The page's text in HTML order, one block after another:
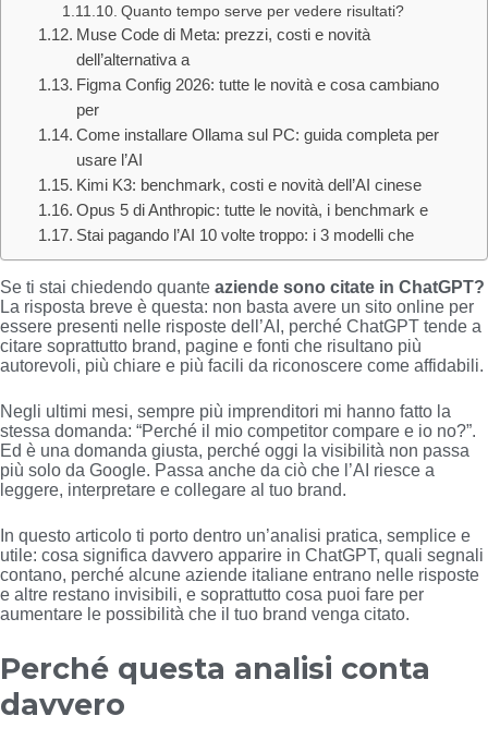
Quanto tempo serve per vedere risultati?
Muse Code di Meta: prezzi, costi e novità
dell’alternativa a
Figma Config 2026: tutte le novità e cosa cambiano
per
Come installare Ollama sul PC: guida completa per
usare l’AI
Kimi K3: benchmark, costi e novità dell’AI cinese
Opus 5 di Anthropic: tutte le novità, i benchmark e
Stai pagando l’AI 10 volte troppo: i 3 modelli che
Se ti stai chiedendo quante aziende sono citate in ChatGPT?
La risposta breve è questa: non basta avere un sito online per
essere presenti nelle risposte dell’AI, perché ChatGPT tende a
citare soprattutto brand, pagine e fonti che risultano più
autorevoli, più chiare e più facili da riconoscere come affidabili.
Negli ultimi mesi, sempre più imprenditori mi hanno fatto la
stessa domanda: “Perché il mio competitor compare e io no?”.
Ed è una domanda giusta, perché oggi la visibilità non passa
più solo da Google. Passa anche da ciò che l’AI riesce a
leggere, interpretare e collegare al tuo brand.
In questo articolo ti porto dentro un’analisi pratica, semplice e
utile: cosa significa davvero apparire in ChatGPT, quali segnali
contano, perché alcune aziende italiane entrano nelle risposte
e altre restano invisibili, e soprattutto cosa puoi fare per
aumentare le possibilità che il tuo brand venga citato.
Perché questa analisi conta
davvero